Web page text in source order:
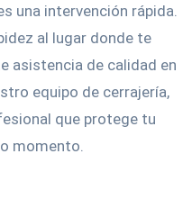
una intervención rápida.
al lugar donde te
asistencia de calidad en
equipo de cerrajería,
que protege tu
momento.